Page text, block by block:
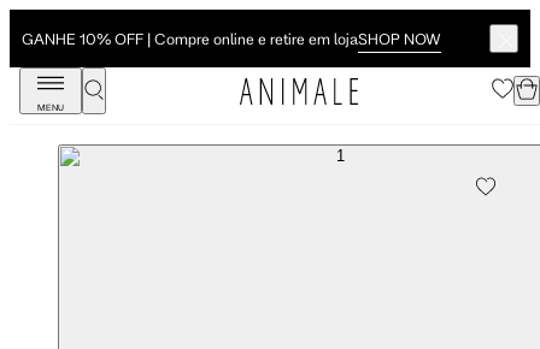
GANHE 10% OFF | Compre online e retire em lojaSHOP NOW
MENU